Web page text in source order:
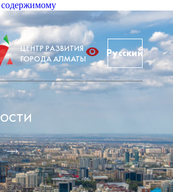
ЦЕНТР РАЗВИТИЯ
ГОРОДА АЛМАТЫ
Русский